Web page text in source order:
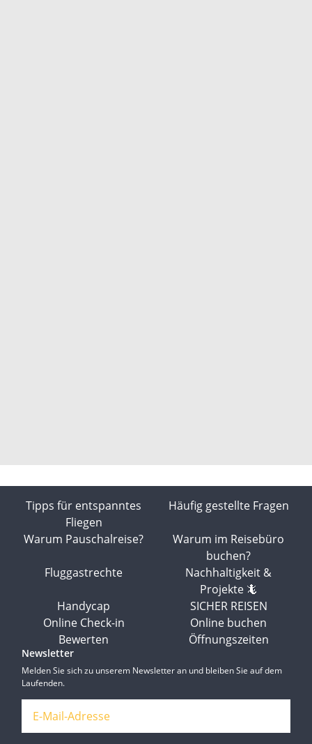
Tipps für entspanntes
Fliegen
Häufig gestellte Fragen
Warum Pauschalreise?
Warum im Reisebüro
buchen?
Fluggastrechte
Nachhaltigkeit &
Projekte 🦎
Handycap
SICHER REISEN
Online Check-in
Online buchen
Bewerten
Öffnungszeiten
Newsletter
Melden Sie sich zu unserem Newsletter an und bleiben Sie auf dem
Laufenden.